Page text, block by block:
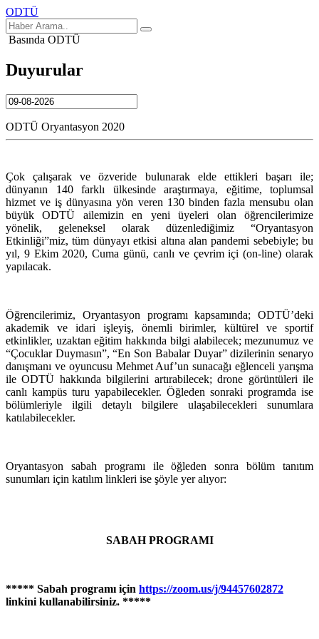
ODTÜ
Basında ODTÜ
Duyurular
ODTÜ Oryantasyon 2020
Çok çalışarak ve özveride bulunarak elde ettikleri başarı ile;
dünyanın 140 farklı ülkesinde araştırmaya, eğitime, toplumsal
hizmet ve iş dünyasına yön veren 130 binden fazla mensubu olan
büyük ODTÜ ailemizin en yeni üyeleri olan öğrencilerimize
yönelik, geleneksel olarak düzenlediğimiz “Oryantasyon
Etkinliği”miz, tüm dünyayı etkisi altına alan pandemi sebebiyle; bu
yıl, 9 Ekim 2020, Cuma günü, canlı ve çevrim içi (on-line) olarak
yapılacak.
Öğrencilerimiz, Oryantasyon programı kapsamında; ODTÜ’deki
akademik ve idari işleyiş, önemli birimler, kültürel ve sportif
etkinlikler, uzaktan eğitim hakkında bilgi alabilecek; mezunumuz ve
“Çocuklar Duymasın”, “En Son Babalar Duyar” dizilerinin senaryo
danışmanı ve oyuncusu Mehmet Auf’un sunacağı eğlenceli yarışma
ile ODTÜ hakkında bilgilerini artırabilecek; drone görüntüleri ile
canlı kampüs turu yapabilecekler. Öğleden sonraki programda ise
bölümleriyle ilgili detaylı bilgilere ulaşabilecekleri sunumlara
katılabilecekler.
Oryantasyon sabah programı ile öğleden sonra bölüm tanıtım
sunumları için katılım linkleri ise şöyle yer alıyor:
SABAH PROGRAMI
***** Sabah programı için https://zoom.us/j/94457602872
linkini kullanabilirsiniz. *****